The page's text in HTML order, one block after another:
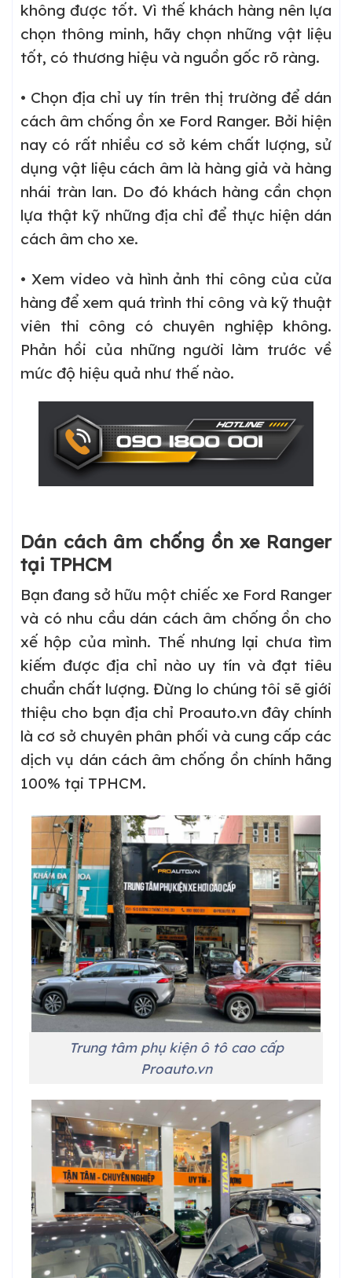
không được tốt. Vì thế khách hàng nên lựa
chọn thông minh, hãy chọn những vật liệu
tốt, có thương hiệu và nguồn gốc rõ ràng.
• Chọn địa chỉ uy tín trên thị trường để dán
cách âm chống ồn xe Ford Ranger. Bởi hiện
nay có rất nhiều cơ sở kém chất lượng, sử
dụng vật liệu cách âm là hàng giả và hàng
nhái tràn lan. Do đó khách hàng cần chọn
lựa thật kỹ những địa chỉ để thực hiện dán
cách âm cho xe.
• Xem video và hình ảnh thi công của cửa
hàng để xem quá trình thi công và kỹ thuật
viên thi công có chuyên nghiệp không.
Phản hồi của những người làm trước về
mức độ hiệu quả như thế nào.
Dán cách âm chống ồn xe Ranger
tại TPHCM
Bạn đang sở hữu một chiếc xe Ford Ranger
và có nhu cầu dán cách âm chống ồn cho
xế hộp của mình. Thế nhưng lại chưa tìm
kiếm được địa chỉ nào uy tín và đạt tiêu
chuẩn chất lượng. Đừng lo chúng tôi sẽ giới
thiệu cho bạn địa chỉ Proauto.vn đây chính
là cơ sở chuyên phân phối và cung cấp các
dịch vụ dán cách âm chống ồn chính hãng
100% tại TPHCM.
Trung tâm phụ kiện ô tô cao cấp
Proauto.vn